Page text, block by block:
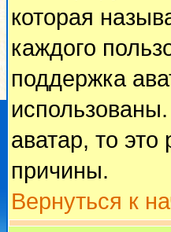
которая
каждого
поддержка
аватар, то
причины.
Вернуться к